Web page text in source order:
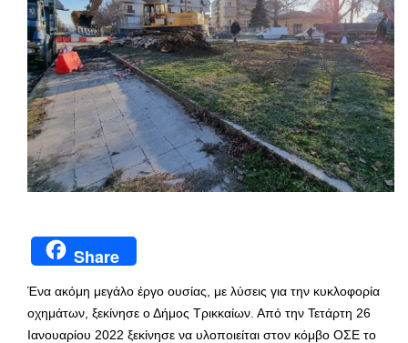
Share
Ένα ακόμη μεγάλο έργο ουσίας, με λύσεις για την κυκλοφορία
οχημάτων, ξεκίνησε ο Δήμος Τρικκαίων. Από την Τετάρτη 26
Ιανουαρίου 2022 ξεκίνησε να υλοποιείται στον κόμβο ΟΣΕ το